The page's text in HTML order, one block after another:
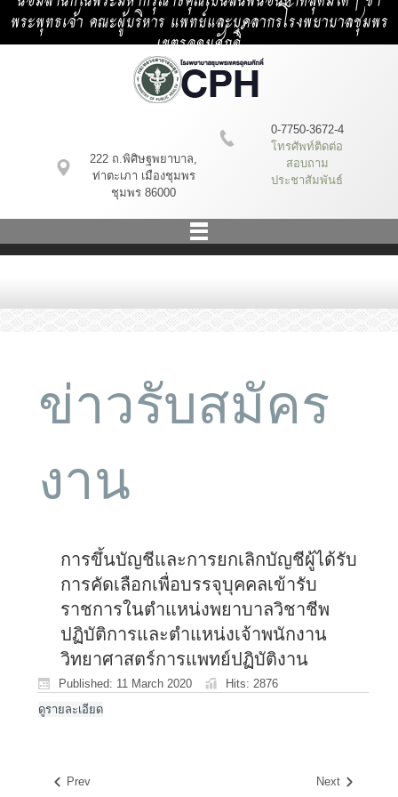
พระพุทธเจ้า คณะผู้บริหาร แพทย์และบุคลากรโรงพยาบาลชุมพร
เขตรอุดมศักดิ์
222 ถ.พิศิษฐพยาบาล,
ท่าตะเภา เมืองชุมพร
ชุมพร 86000
0-7750-3672-4
โทรศัพท์ติดต่อ
สอบถาม
ประชาสัมพันธ์
ข่าวรับสมัคร
งาน
การขึ้นบัญชีและการยกเลิกบัญชีผู้ได้รับ
การคัดเลือกเพื่อบรรจุบุคคลเข้ารับ
ราชการในตำแหน่งพยาบาลวิชาชีพ
ปฏิบัติการและตำแหน่งเจ้าพนักงาน
วิทยาศาสตร์การแพทย์ปฏิบัติงาน
Published: 11 March 2020 Hits: 2876
ดูรายละเอียด
Prev Next